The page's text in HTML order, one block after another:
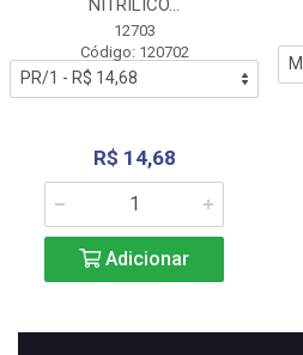
NITRÍLICO...
12703
Código: 120702
R$ 14,68
Adicionar